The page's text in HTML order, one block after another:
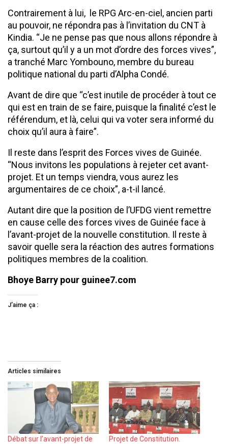
Contrairement à lui, le RPG Arc-en-ciel, ancien parti
au pouvoir, ne répondra pas à l’invitation du CNT à
Kindia. “Je ne pense pas que nous allons répondre à
ça, surtout qu’il y a un mot d’ordre des forces vives”,
a tranché Marc Yombouno, membre du bureau
politique national du parti d’Alpha Condé.
Avant de dire que “c’est inutile de procéder à tout ce
qui est en train de se faire, puisque la finalité c’est le
référendum, et là, celui qui va voter sera informé du
choix qu’il aura à faire”.
Il reste dans l’esprit des Forces vives de Guinée.
“Nous invitons les populations à rejeter cet avant-
projet. Et un temps viendra, vous aurez les
argumentaires de ce choix”, a-t-il lancé.
Autant dire que la position de l’UFDG vient remettre
en cause celle des forces vives de Guinée face à
l’avant-projet de la nouvelle constitution. Il reste à
savoir quelle sera la réaction des autres formations
politiques membres de la coalition.
Bhoye Barry pour guinee7.com
J’aime ça :
Articles similaires
Débat sur l’avant-projet de
Projet de Constitution.